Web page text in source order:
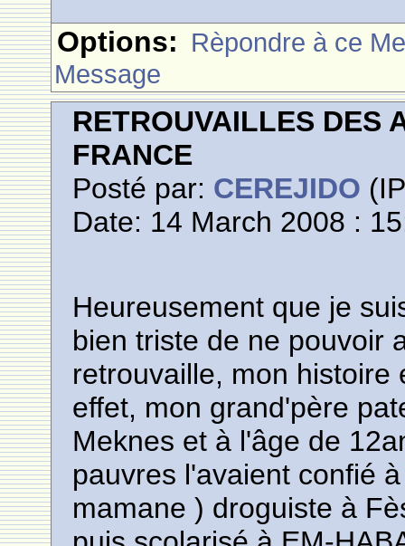
Options: Rèpondre à ce
Message
RETROUVAILLES DES
FRANCE
Posté par: CEREJIDO
Date: 14 March 2008 :
Heureusement que je
bien triste de ne pouvoir
retrouvaille, mon
effet, mon grand'père
Meknes et à l'âge de
pauvres l'avaient confié
mamane ) droguiste à